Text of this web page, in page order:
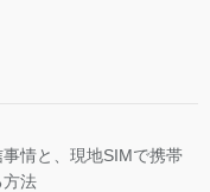
情と、現地SIMで携帯
方法